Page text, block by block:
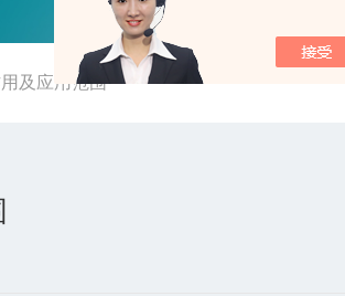
及应用范围